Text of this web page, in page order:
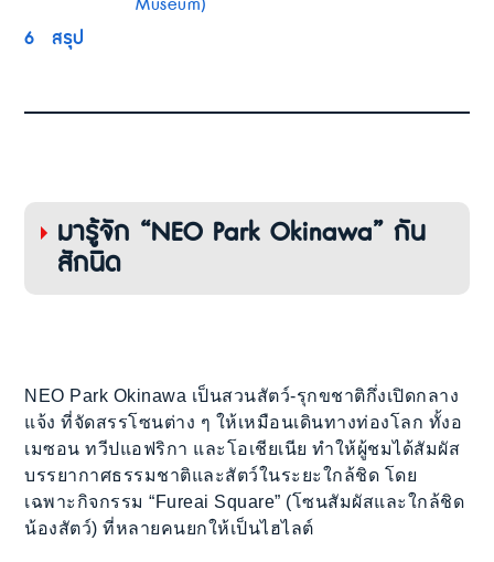
6 สรุป
มารู้จัก “NEO Park Okinawa” กัน
สักนิด
NEO Park Okinawa เป็นสวนสัตว์‑รุกขชาติกึ่งเปิดกลาง
แจ้ง ที่จัดสรรโซนต่าง ๆ ให้เหมือนเดินทางท่องโลก ทั้งอ
เมซอน ทวีปแอฟริกา และโอเชียเนีย ทำให้ผู้ชมได้สัมผัส
บรรยากาศธรรมชาติและสัตว์ในระยะใกล้ชิด โดย
เฉพาะกิจกรรม “Fureai Square” (โซนสัมผัสและใกล้ชิด
น้องสัตว์) ที่หลายคนยกให้เป็นไฮไลต์